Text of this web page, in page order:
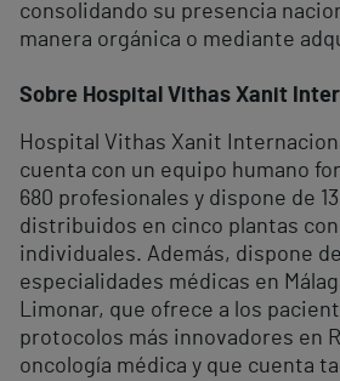
consolidando su presencia
manera orgánica o mediante
Sobre Hospital Vithas Xanit
Hospital Vithas Xanit
cuenta con un equipo humano
680 profesionales y dispone de
distribuidos en cinco plantas
individuales. Además, dispone
especialidades médicas en
Limonar, que ofrece a los
protocolos más innovadores en
oncología médica y que cuenta